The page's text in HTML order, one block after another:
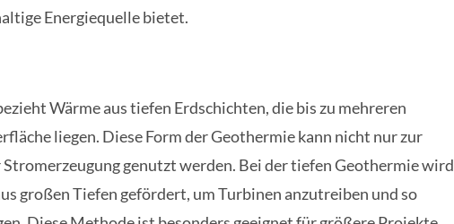
Energiequelle bietet.
Wärme aus tiefen Erdschichten, die bis zu mehreren
liegen. Diese Form der Geothermie kann nicht nur zur
Stromerzeugung genutzt werden. Bei der tiefen Geothermie wird
großen Tiefen gefördert, um Turbinen anzutreiben und so